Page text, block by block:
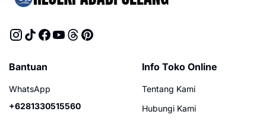
Bantuan
WhatsApp
+6281330515560
Info Toko Online
Tentang Kami
Hubungi Kami